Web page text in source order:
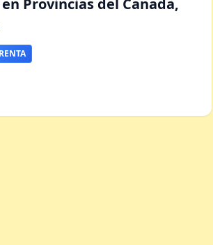
Provincias del Canada,